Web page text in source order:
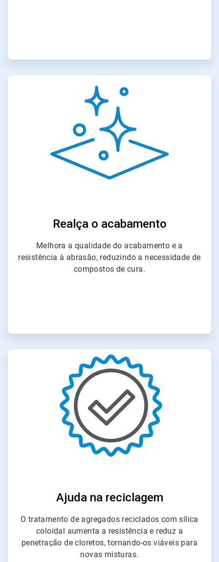
Realça o acabamento
Melhora a qualidade do acabamento e a
resistência à abrasão, reduzindo a necessidade de
compostos de cura.
ArticleTile
5
de
Ajuda na reciclagem
O tratamento de agregados reciclados com sílica
coloidal aumenta a resistência e reduz a
penetração de cloretos, tornando-os viáveis para
novas misturas.